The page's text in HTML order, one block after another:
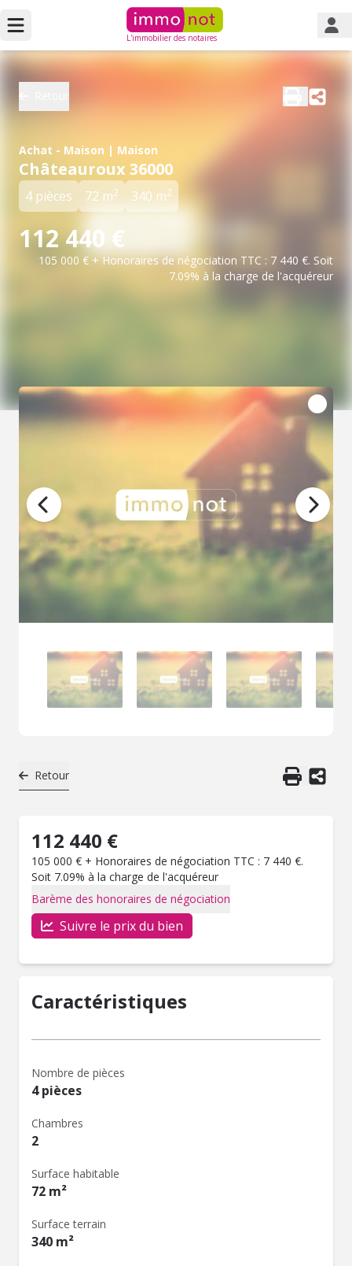
L'immobilier des notaires
Achat - Maison | Maison
Châteauroux 36000
4 pièces 72 m2 340 m2
112 440 €
105 000 € + Honoraires de négociation TTC : 7 440 €. Soit
7.09% à la charge de l'acquéreur
Retour
112 440 €
105 000 € + Honoraires de négociation TTC : 7 440 €.
Soit 7.09% à la charge de l'acquéreur
Barème des honoraires de négociation
Suivre le prix du bien
Caractéristiques
Nombre de pièces
4 pièces
Chambres
2
Surface habitable
72 m²
Surface terrain
340 m²